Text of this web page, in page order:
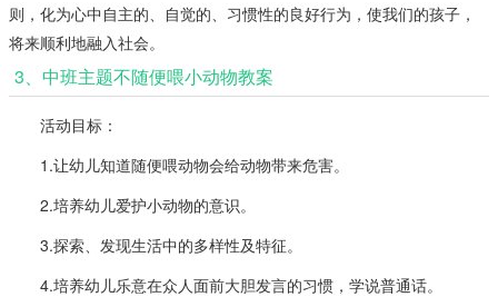
则，化为心中自主的、自觉的、习惯性的良好行为，使我们的孩子，
将来顺利地融入社会。
3、中班主题不随便喂小动物教案
活动目标：
1.让幼儿知道随便喂动物会给动物带来危害。
2.培养幼儿爱护小动物的意识。
3.探索、发现生活中的多样性及特征。
4.培养幼儿乐意在众人面前大胆发言的习惯，学说普通话。